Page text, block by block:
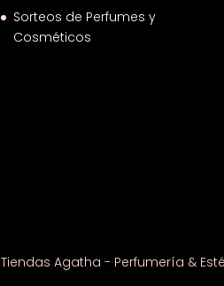
Sorteos de Perfumes y
Cosméticos
Tiendas Agatha - Perfumería &